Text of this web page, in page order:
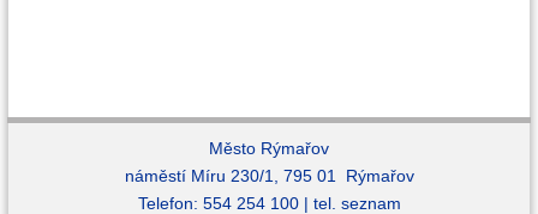
Město Rýmařov
náměstí Míru 230/1, 795 01 Rýmařov
Telefon: 554 254 100 | tel. seznam